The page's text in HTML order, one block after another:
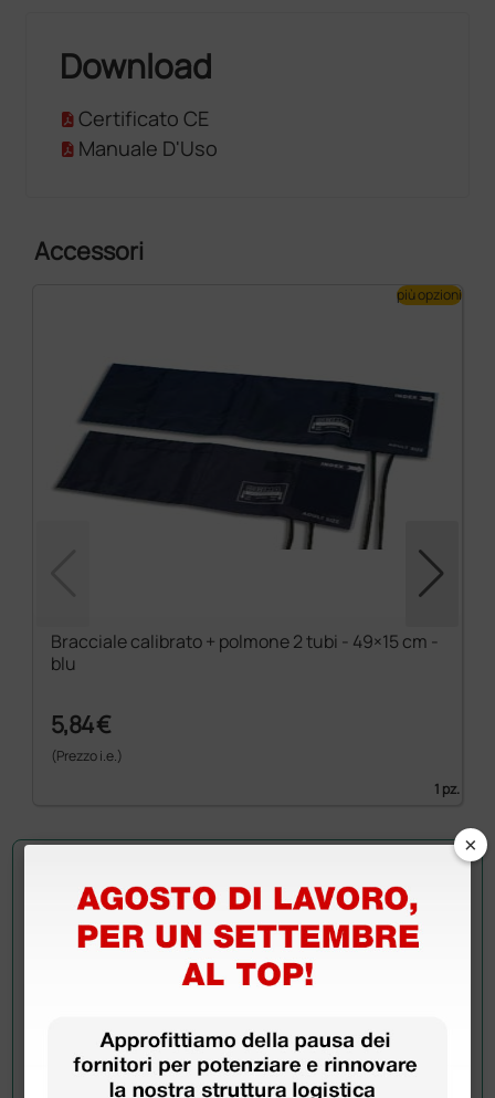
Download
Certificato CE
Manuale D'Uso
Accessori
Bracciale calibrato + polmone 2 tubi - 49×15 cm -
blu
5,84 €
(Prezzo i.e.)
1 pz.
più opzioni
Chiedi a un collega
Hai ancora qualche dubbio? Vuoi ulteriori
×